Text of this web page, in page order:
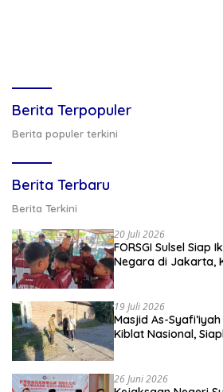
Berita Terpopuler
Berita populer terkini
Berita Terbaru
Berita Terkini
20 Juli 2026
FORSGI Sulsel Siap
Negara di Jakarta,
19 Juli 2026
Masjid As-
Kiblat Nasional,
26 Juni 2026